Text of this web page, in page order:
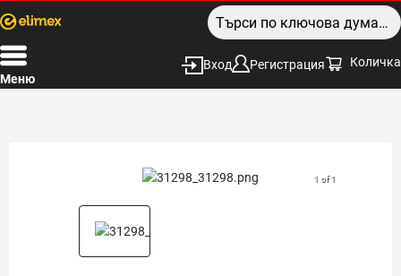
Меню
Вход Регистрация Количка
1 of 1